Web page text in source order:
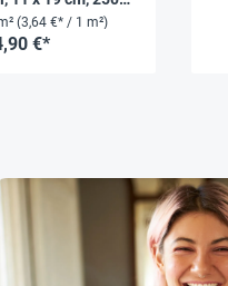
(3,64 €* / 1 m²)
€*